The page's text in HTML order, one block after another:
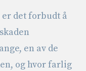
det forbudt å
en av de
og hvor farlig